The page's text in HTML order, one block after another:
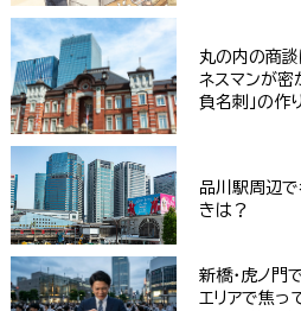
丸の内の商談
ネスマンが密
負名刺」の作
品川駅周辺で
きは？
新橋・虎ノ門
エリアで焦っ